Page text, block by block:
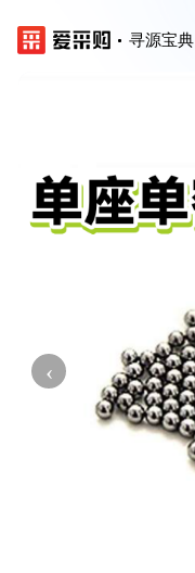
寻源宝典
‹